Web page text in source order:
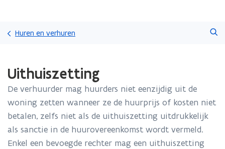
Huren en verhuren
met
laden.
bevindt
zich
op:
Uithuiszetting
Uithuiszetting
De verhuurder mag huurders niet eenzijdig uit de
woning zetten wanneer ze de huurprijs of kosten niet
betalen, zelfs niet als de uithuiszetting uitdrukkelijk
als sanctie in de huurovereenkomst wordt vermeld.
Enkel een bevoegde rechter mag een uithuiszetting